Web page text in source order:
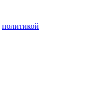
политикой